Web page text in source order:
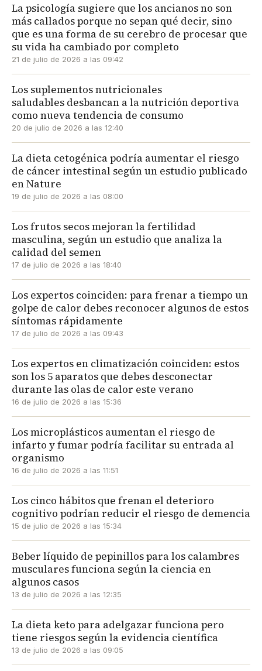
La psicología sugiere que los ancianos no son
más callados porque no sepan qué decir, sino
que es una forma de su cerebro de procesar que
su vida ha cambiado por completo
21 de julio de 2026 a las 09:42
Los suplementos nutricionales
saludables desbancan a la nutrición deportiva
como nueva tendencia de consumo
20 de julio de 2026 a las 12:40
La dieta cetogénica podría aumentar el riesgo
de cáncer intestinal según un estudio publicado
en Nature
19 de julio de 2026 a las 08:00
Los frutos secos mejoran la fertilidad
masculina, según un estudio que analiza la
calidad del semen
17 de julio de 2026 a las 18:40
Los expertos coinciden: para frenar a tiempo un
golpe de calor debes reconocer algunos de estos
síntomas rápidamente
17 de julio de 2026 a las 09:43
Los expertos en climatización coinciden: estos
son los 5 aparatos que debes desconectar
durante las olas de calor este verano
16 de julio de 2026 a las 15:36
Los microplásticos aumentan el riesgo de
infarto y fumar podría facilitar su entrada al
organismo
16 de julio de 2026 a las 11:51
Los cinco hábitos que frenan el deterioro
cognitivo podrían reducir el riesgo de demencia
15 de julio de 2026 a las 15:34
Beber líquido de pepinillos para los calambres
musculares funciona según la ciencia en
algunos casos
13 de julio de 2026 a las 12:35
La dieta keto para adelgazar funciona pero
tiene riesgos según la evidencia científica
13 de julio de 2026 a las 09:05